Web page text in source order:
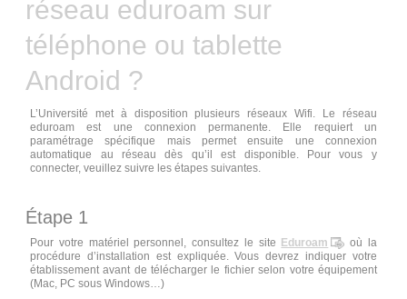
réseau eduroam sur
téléphone ou tablette
Android ?
L’Université met à disposition plusieurs réseaux Wifi. Le réseau
eduroam est une connexion permanente. Elle requiert un
paramétrage spécifique mais permet ensuite une connexion
automatique au réseau dès qu’il est disponible. Pour vous y
connecter, veuillez suivre les étapes suivantes.
Étape 1
Pour votre matériel personnel, consultez le site Eduroam
où la
procédure d’installation est expliquée. Vous devrez indiquer votre
établissement avant de télécharger le fichier selon votre équipement
(Mac, PC sous Windows…)